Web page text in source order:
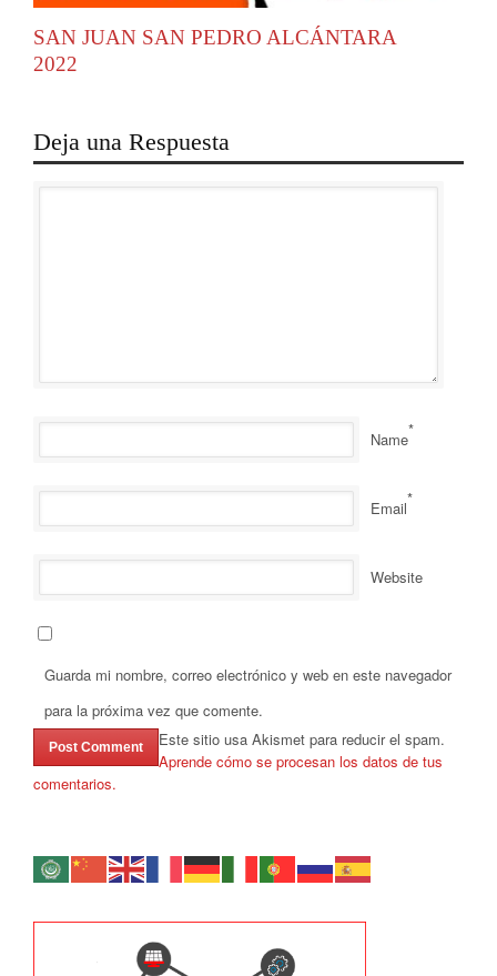
SAN JUAN SAN PEDRO ALCÁNTARA
2022
Deja una Respuesta
Name*
Email*
Website
Guarda mi nombre, correo electrónico y web en este navegador
para la próxima vez que comente.
Este sitio usa Akismet para reducir el spam.
Aprende cómo se procesan los datos de tus
comentarios.